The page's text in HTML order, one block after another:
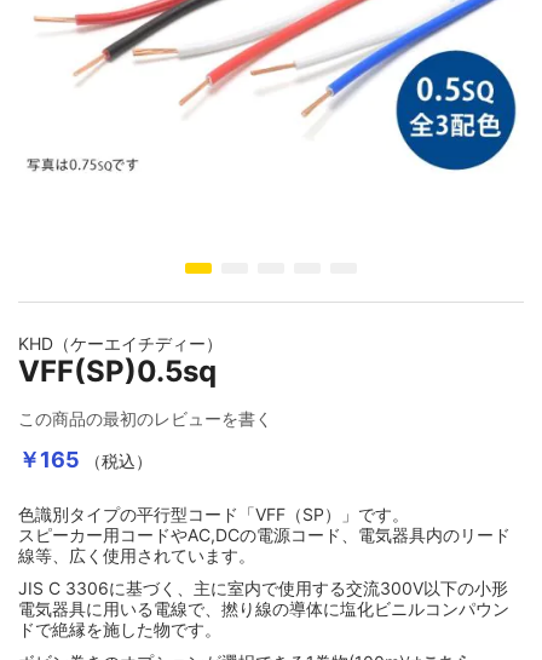
イメージギャラリーの最初に移動する
KHD（ケーエイチディー）
VFF(SP)0.5sq
この商品の最初のレビューを書く
￥165 （税込）
色識別タイプの平行型コード「VFF（SP）」です。
スピーカー用コードやAC,DCの電源コード、電気器具内のリード
線等、広く使用されています。
JIS C 3306に基づく、主に室内で使用する交流300V以下の小形
電気器具に用いる電線で、撚り線の導体に塩化ビニルコンパウン
ドで絶縁を施した物です。